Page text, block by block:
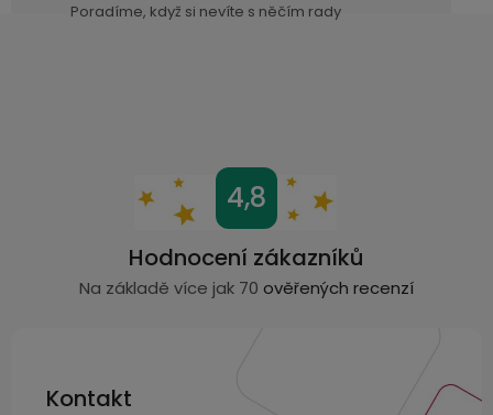
Poradíme, když si nevíte s něčím rady
4,8
Hodnocení zákazníků
Na základě více jak 70 ověřených recenzí
Kontakt